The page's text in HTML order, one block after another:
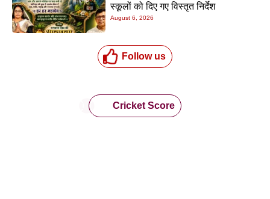
स्कूलों को दिए गए विस्तृत निर्देश
August 6, 2026
Follow us
Cricket Score